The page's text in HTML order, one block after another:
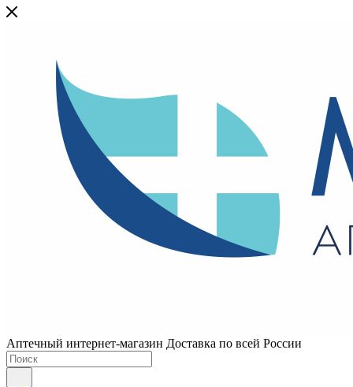
Аптечный интернет-магазин Доставка по всей России